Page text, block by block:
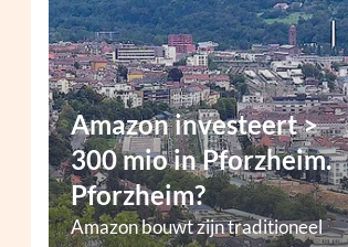
Amazon investeert >
300 mio in Pforzheim.
Pforzheim?
Amazon bouwt zijn traditioneel